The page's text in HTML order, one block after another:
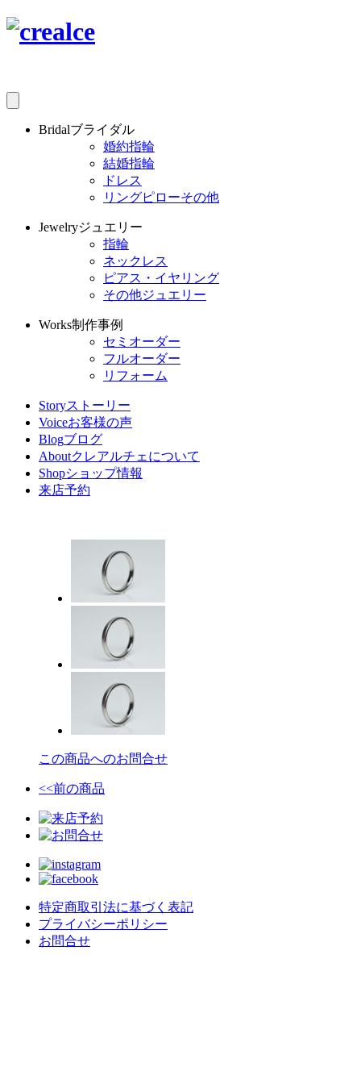
Bridalブライダル
婚約指輪
結婚指輪
ドレス
リングピローその他
Jewelryジュエリー
指輪
ネックレス
ピアス・イヤリング
その他ジュエリー
Works制作事例
セミオーダー
フルオーダー
リフォーム
Storyストーリー
Voiceお客様の声
Blogブログ
Aboutクレアルチェについて
Shopショップ情報
来店予約
この商品へのお問合せ
<<前の商品
特定商取引法に基づく表記
プライバシーポリシー
お問合せ